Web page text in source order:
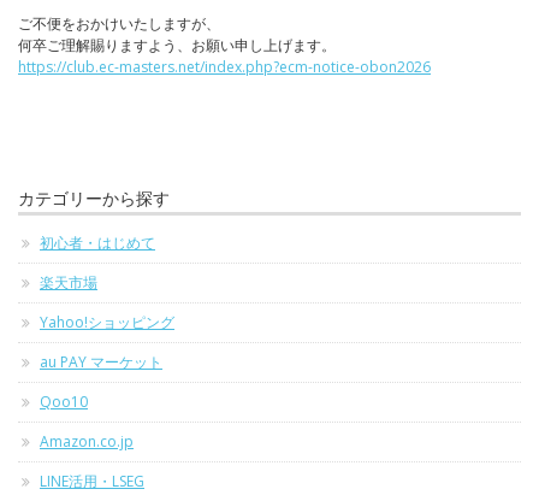
ご不便をおかけいたしますが、
何卒ご理解賜りますよう、お願い申し上げます。
https://club.ec-masters.net/index.php?ecm-notice-obon2026
カテゴリーから探す
初心者・はじめて
楽天市場
Yahoo!ショッピング
au PAY マーケット
Qoo10
Amazon.co.jp
LINE活用・LSEG